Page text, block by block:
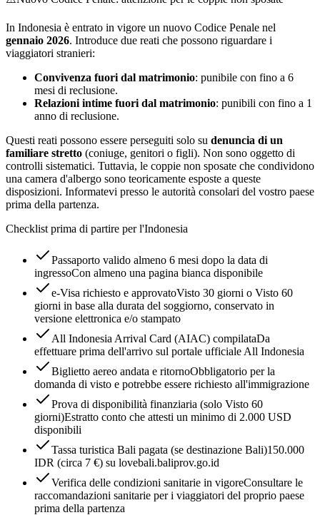
In Indonesia è entrato in vigore un nuovo Codice Penale nel
gennaio 2026. Introduce due reati che possono riguardare i
viaggiatori stranieri:
Convivenza fuori dal matrimonio: punibile con fino a 6
mesi di reclusione.
Relazioni intime fuori dal matrimonio: punibili con fino a 1
anno di reclusione.
Questi reati possono essere perseguiti solo su denuncia di un
familiare stretto (coniuge, genitori o figli). Non sono oggetto di
controlli sistematici. Tuttavia, le coppie non sposate che condividono
una camera d'albergo sono teoricamente esposte a queste
disposizioni. Informatevi presso le autorità consolari del vostro paese
prima della partenza.
Checklist prima di partire per l'Indonesia
Passaporto valido almeno 6 mesi dopo la data di
ingressoCon almeno una pagina bianca disponibile
e-Visa richiesto e approvatoVisto 30 giorni o Visto 60
giorni in base alla durata del soggiorno, conservato in
versione elettronica e/o stampato
All Indonesia Arrival Card (AIAC) compilataDa
effettuare prima dell'arrivo sul portale ufficiale All Indonesia
Biglietto aereo andata e ritornoObbligatorio per la
domanda di visto e potrebbe essere richiesto all'immigrazione
Prova di disponibilità finanziaria (solo Visto 60
giorni)Estratto conto che attesti un minimo di 2.000 USD
disponibili
Tassa turistica Bali pagata (se destinazione Bali)150.000
IDR (circa 7 €) su lovebali.baliprov.go.id
Verifica delle condizioni sanitarie in vigoreConsultare le
raccomandazioni sanitarie per i viaggiatori del proprio paese
prima della partenza